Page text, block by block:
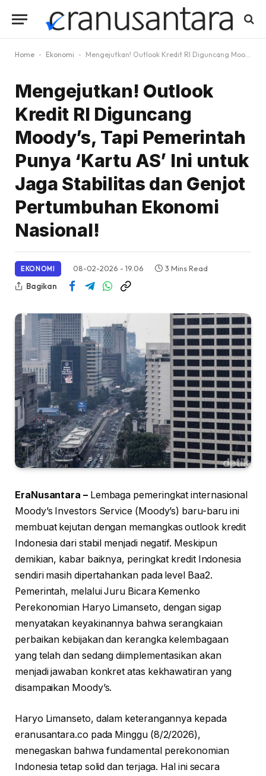
Home - Ekonomi - Mengejutkan! Outlook Kredit RI Diguncang Moody’s, Tapi Pemerintah Punya ‘Kartu AS’ Ini untuk Jaga Stabilitas dan Genjot Pertumbuhan Ekonomi Nasional!
Mengejutkan! Outlook
Kredit RI Diguncang
Moody’s, Tapi Pemerintah
Punya ‘Kartu AS’ Ini untuk
Jaga Stabilitas dan Genjot
Pertumbuhan Ekonomi
Nasional!
EKONOMI 08-02-2026 - 19.06
3 Mins Read
Bagikan
EraNusantara –Lembaga pemeringkat internasional
Moody’s Investors Service (Moody’s) baru-baru ini
membuat kejutan dengan memangkas outlook kredit
Indonesia dari stabil menjadi negatif. Meskipun
demikian, kabar baiknya, peringkat kredit Indonesia
sendiri masih dipertahankan pada level Baa2.
Pemerintah, melalui Juru Bicara Kemenko
Perekonomian Haryo Limanseto, dengan sigap
menyatakan keyakinannya bahwa serangkaian
perbaikan kebijakan dan kerangka kelembagaan
yang telah dan sedang diimplementasikan akan
menjadi jawaban konkret atas kekhawatiran yang
disampaikan Moody’s.
Haryo Limanseto, dalam keterangannya kepada
eranusantara.co pada Minggu (8/2/2026),
menegaskan bahwa fundamental perekonomian
Indonesia tetap solid dan terjaga. Hal ini secara